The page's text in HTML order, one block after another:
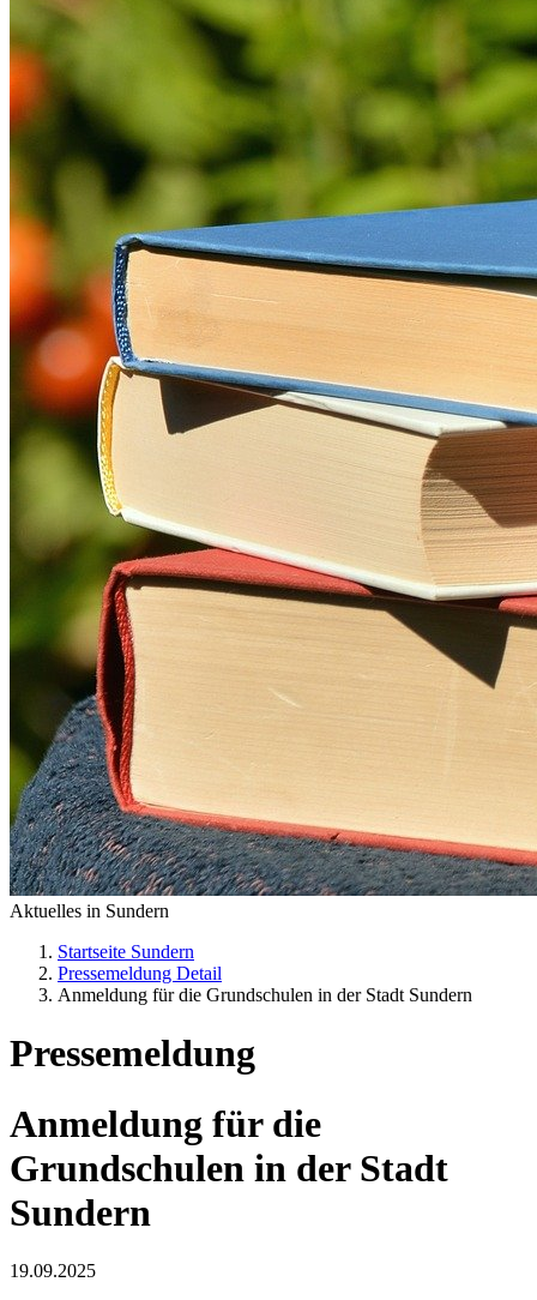
Aktuelles in Sundern
Startseite Sundern
Pressemeldung Detail
Anmeldung für die Grundschulen in der Stadt Sundern
Pressemeldung
Anmeldung für die
Grundschulen in der Stadt
Sundern
19.09.2025